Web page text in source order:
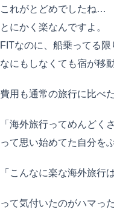
これがとどめでしたね…
とにかく楽なんですよ。
FITなのに、船乗ってる
なにもしなくても宿が移
費用も通常の旅行に比べ
「海外旅行ってめんどく
って思い始めてた自分を
「こんなに楽な海外旅行
って気付いたのがハマっ